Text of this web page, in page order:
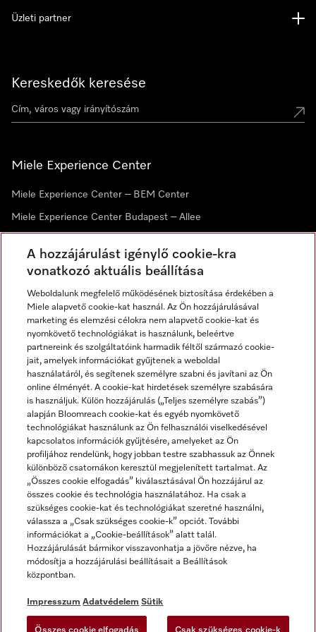
Kereskedők keresése
Miele Experience Center
Miele Experience Center – BEM Center
Miele Experience Center Budapest – Allee
Hírlevél
Üzleti partner
Impresszum
ÁSZF
Adatvédelem
Felhasználási feltételek
Akadálymentességi Nyilatkozat
Digitális Szolgáltatásokról szóló törvény
Miele a YouTube-on
Miele a Facebookon
Miele az Instagramon
A hozzájárulást igénylő cookie-kra
vonatkozó aktuális beállítása
Weboldalunk megfelelő működésének biztosítása érdekében a
Miele alapvető cookie-kat használ. Az Ön hozzájárulásával
marketing és elemzési célokra nem alapvető cookie-kat és
nyomkövető technológiákat is használunk, beleértve
partnereink és szolgáltatóink harmadik féltől származó cookie-
jait, amelyek információkat gyűjtenek a weboldal
használatáról, és segítenek személyre szabni és javítani az Ön
online élményét. A cookie-kat hirdetések személyre szabására
is használjuk. Külön hozzájárulás („Teljes személyre szabás”)
alapján Bloomreach cookie-kat és egyéb nyomkövető
technológiákat használunk az Ön felhasználói viselkedésével
kapcsolatos információk gyűjtésére, amelyeket az Ön
profiljához rendelünk, hogy jobban testre szabhassuk az Önnek
különböző csatornákon keresztül megjelenített tartalmat. Az
„Összes cookie elfogadás” kiválasztásával Ön hozzájárul az
összes cookie és technológia használatához. Ha csak a
szükséges cookie-kat és technológiákat szeretné használni,
válassza a „Csak szükséges cookie-k” opciót. További
információkat a „Cookie-beállítások” alatt talál.
Hozzájárulását bármikor visszavonhatja a jövőre nézve, ha
módosítja a hozzájárulási beállításait a Beállítások
központban.
Impresszum Adatvédelem Sütik